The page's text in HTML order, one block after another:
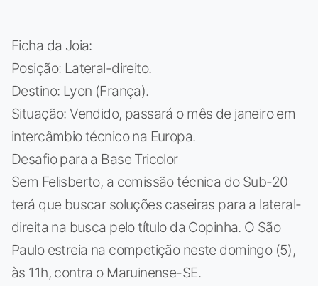
Ficha da Joia:
Posição: Lateral-direito.
Destino: Lyon (França).
Situação: Vendido, passará o mês de janeiro em
intercâmbio técnico na Europa.
Desafio para a Base Tricolor
Sem Felisberto, a comissão técnica do Sub-20
terá que buscar soluções caseiras para a lateral-
direita na busca pelo título da Copinha. O São
Paulo estreia na competição neste domingo (5),
às 11h, contra o Maruinense-SE.